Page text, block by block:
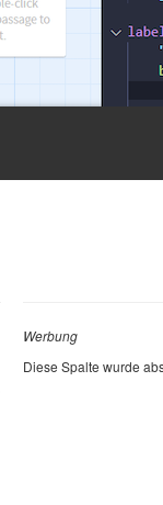
Werbung
Diese Spalte wurde